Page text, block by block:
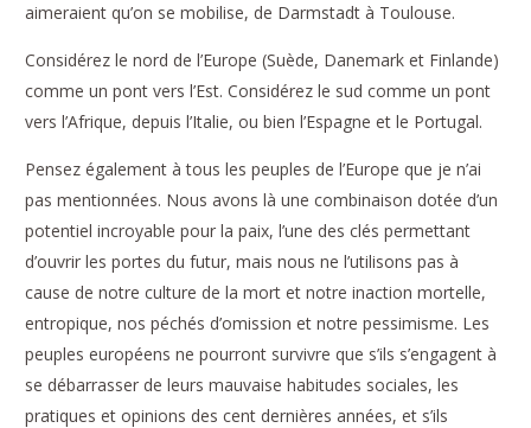
aimeraient qu’on se mobilise, de Darmstadt à Toulouse.
Considérez le nord de l’Europe (Suède, Danemark et Finlande)
comme un pont vers l’Est. Considérez le sud comme un pont
vers l’Afrique, depuis l’Italie, ou bien l’Espagne et le Portugal.
Pensez également à tous les peuples de l’Europe que je n’ai
pas mentionnées. Nous avons là une combinaison dotée d’un
potentiel incroyable pour la paix, l’une des clés permettant
d’ouvrir les portes du futur, mais nous ne l’utilisons pas à
cause de notre culture de la mort et notre inaction mortelle,
entropique, nos péchés d’omission et notre pessimisme. Les
peuples européens ne pourront survivre que s’ils s’engagent à
se débarrasser de leurs mauvaise habitudes sociales, les
pratiques et opinions des cent dernières années, et s’ils